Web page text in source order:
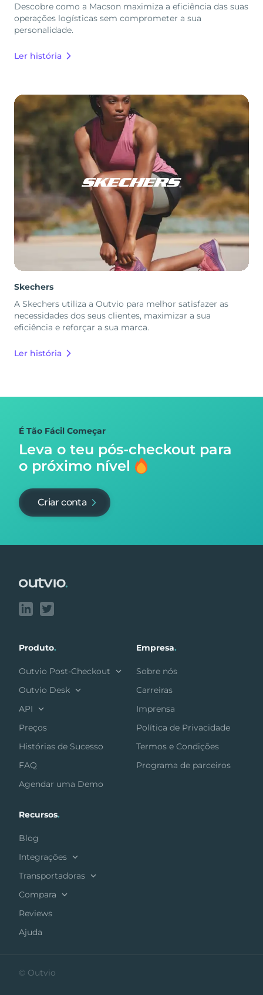
Descobre como a Macson maximiza a eficiência das suas
operações logísticas sem comprometer a sua
personalidade.
Ler história
Skechers
A Skechers utiliza a Outvio para melhor satisfazer as
necessidades dos seus clientes, maximizar a sua
eficiência e reforçar a sua marca.
Ler história
É Tão Fácil Começar
Leva o teu pós-checkout para
o próximo nível
Criar conta
Produto.
Outvio Post-Checkout
Outvio Desk
API
Preços
Histórias de Sucesso
FAQ
Agendar uma Demo
Empresa.
Sobre nós
Carreiras
Imprensa
Política de Privacidade
Termos e Condições
Programa de parceiros
Recursos.
Blog
Integrações
Transportadoras
Compara
Reviews
Ajuda
© Outvio